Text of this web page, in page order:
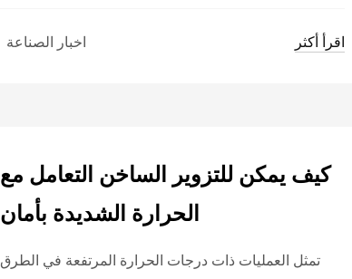
اخبار الصناعة اقرأ أكثر
كيف يمكن للتزوير الساخن التعامل مع
الحرارة الشديدة بأمان
تمثل العمليات ذات درجات الحرارة المرتفعة في الطرق